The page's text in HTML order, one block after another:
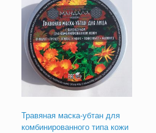
Травяная маска-убтан для
комбинированного типа кожи